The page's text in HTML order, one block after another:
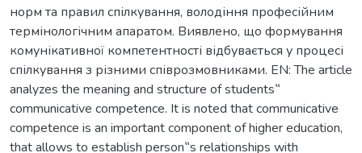
норм та правил спілкування, володіння професійним
термінологічним апаратом. Виявлено, що формування
комунікативної компетентності відбувається у процесі
спілкування з різними співрозмовниками. EN: The article
analyzes the meaning and structure of students‟
communicative competence. It is noted that communicative
competence is an important component of higher education,
that allows to establish person‟s relationships with